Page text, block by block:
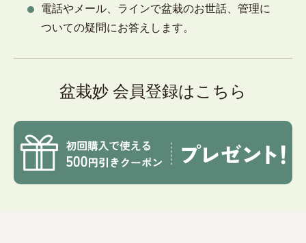
電話やメール、ラインで盆栽のお世話、管理に
ついての疑問にお答えします。
盆栽妙 会員登録はこちら